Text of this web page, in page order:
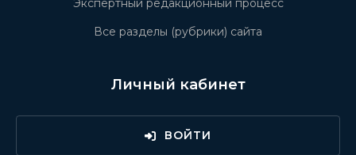
Экспертный редакционный процесс
Все разделы (рубрики) сайта
Личный кабинет
ВОЙТИ